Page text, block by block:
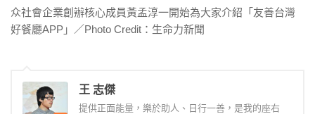
众社會企業創辦核心成員黃孟淳一開始為大家介紹「友善台灣
好餐廳APP」／Photo Credit：生命力新聞
王 志傑
提供正面能量，樂於助人、日行一善，是我的座右